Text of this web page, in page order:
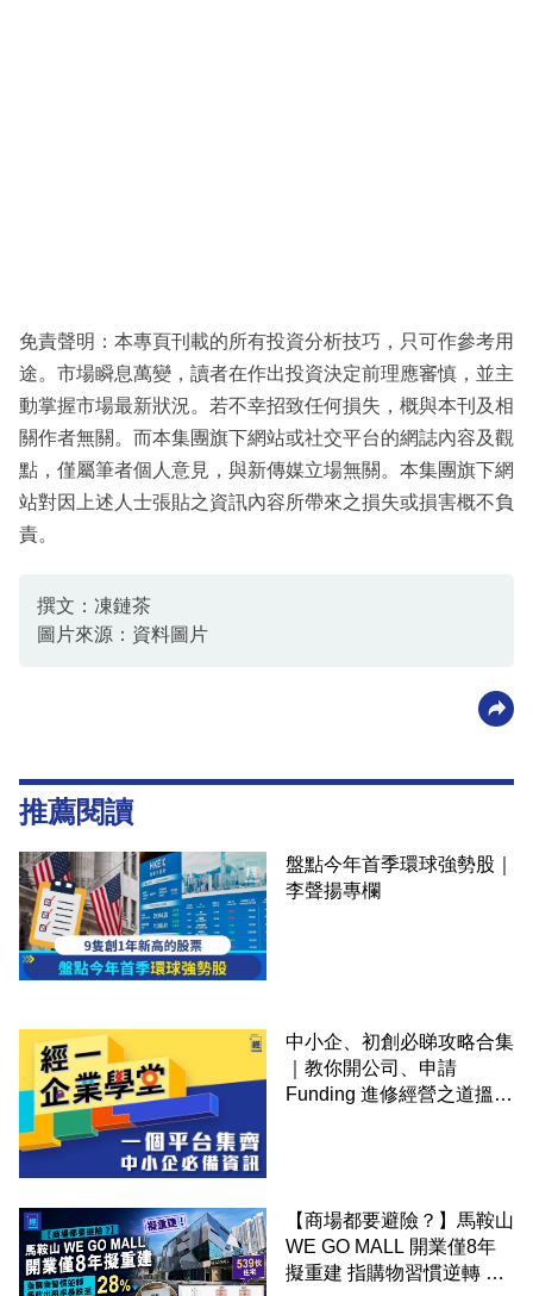
免責聲明：本專頁刊載的所有投資分析技巧，只可作參考用
途。市場瞬息萬變，讀者在作出投資決定前理應審慎，並主
動掌握市場最新狀況。若不幸招致任何損失，概與本刊及相
關作者無關。而本集團旗下網站或社交平台的網誌內容及觀
點，僅屬筆者個人意見，與新傳媒立場無關。本集團旗下網
站對因上述人士張貼之資訊內容所帶來之損失或損害概不負
責。
撰文：凍鏈茶
圖片來源：資料圖片
推薦閱讀
盤點今年首季環球強勢股｜
李聲揚專欄
中小企、初創必睇攻略合集
｜教你開公司、申請
Funding 進修經營之道搵大
【商場都要避險？】馬鞍山
WE GO MALL 開業僅8年
擬重建 指購物習慣逆轉 餐